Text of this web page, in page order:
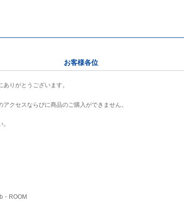
お客様各位
りがとうございます。
クセスならびに商品のご購入ができません。
・ROOM